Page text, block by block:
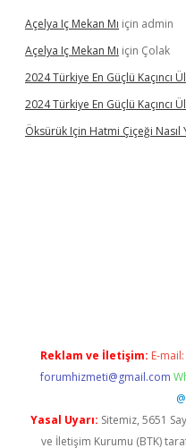
Açelya Iç Mekan Mı için admin
Açelya Iç Mekan Mı için Çolak
2024 Türkiye En Güçlü Kaçıncı
2024 Türkiye En Güçlü Kaçıncı
Öksürük Için Hatmi Çiçeği Nasıl
Reklam ve İletişim: E-mail:
forumhizmeti@gmail.com
Yasal Uyarı: Sitemiz, 5651
ve İletişim Kurumu (BTK)